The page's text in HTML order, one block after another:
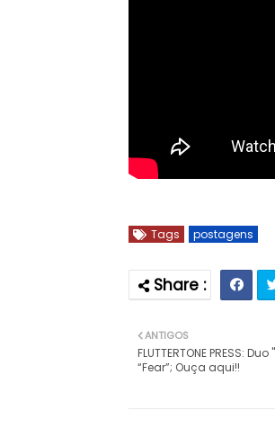
Tags postagens
ANTIGOS
FLUTTERTONE PRESS:
“Fear”; Ouça aqui!!